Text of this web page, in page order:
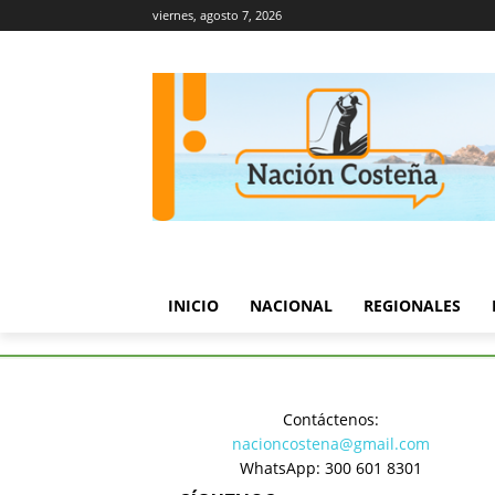
viernes, agosto 7, 2026
INICIO NACIONAL REGIONALES
Regionales
ACOPI
Contáctenos:
nacioncostena@gmail.com
WhatsApp: 300 601 8301